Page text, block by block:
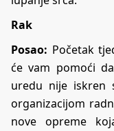
Rak
Posao: Početak
će vam pomoći
uredu nije iskren
organizacijom
nove opreme